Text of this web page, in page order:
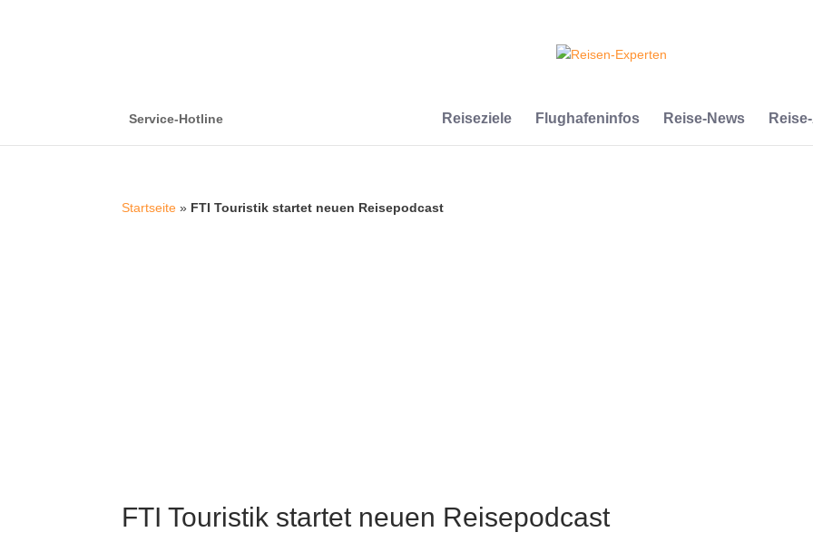
Service-Hotline Reiseziele Flughafeninfos Reise-News
Startseite » FTI Touristik startet neuen Reisepodcast
FTI Touristik startet neuen Reisepodcast